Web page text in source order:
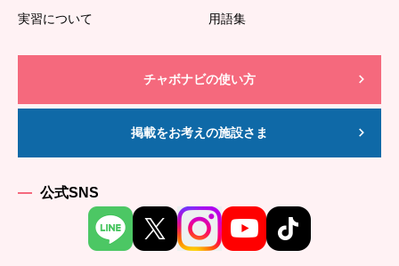
実習について
用語集
チャボナビの使い方
掲載をお考えの施設さま
公式SNS